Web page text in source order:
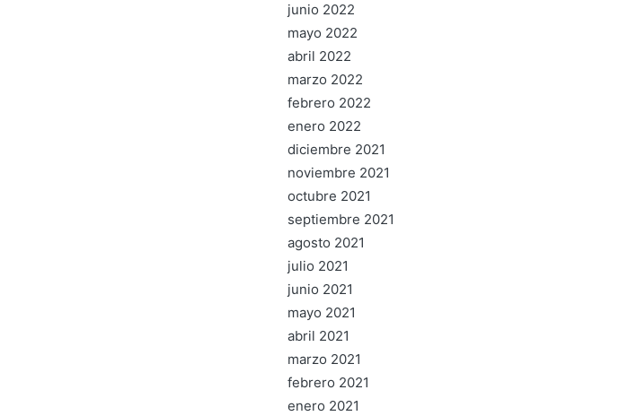
junio 2022
mayo 2022
abril 2022
marzo 2022
febrero 2022
enero 2022
diciembre 2021
noviembre 2021
octubre 2021
septiembre 2021
agosto 2021
julio 2021
junio 2021
mayo 2021
abril 2021
marzo 2021
febrero 2021
enero 2021